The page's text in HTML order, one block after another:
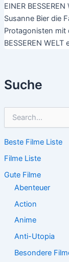
Suche
h
n
n
Beste Filme Liste
Filme Liste
Gute Filme
Abenteuer
Action
Anime
Anti-Utopia
Besondere
EINER
Susanne Bier die
Protagonisten mit
BESSEREN